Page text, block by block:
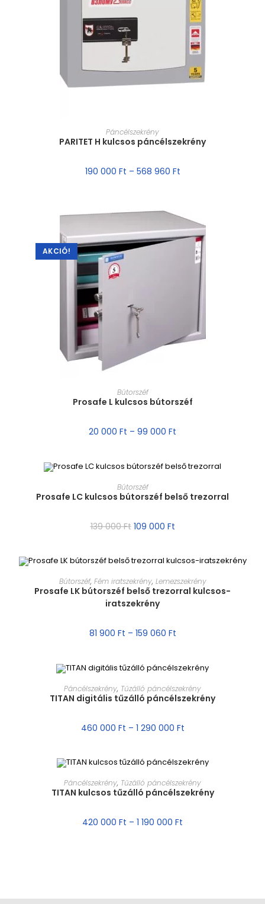
MÉRET VÁLASZTÁSA
Páncélszekrény
PARITET H kulcsos páncélszekrény
190 000 Ft – 568 960 Ft
AKCIÓ!
MÉRET VÁLASZTÁSA
Bútorszéf
Prosafe L kulcsos bútorszéf
20 000 Ft – 99 000 Ft
MÉRET VÁLASZTÁSA
Bútorszéf
Prosafe LC kulcsos bútorszéf belső trezorral
139 000Ft 109 000 Ft
MÉRET VÁLASZTÁSA
Bútorszéf, Fém iratszekrény, Lemezszekrény
Prosafe LK bútorszéf belső trezorral kulcsos-
iratszekrény
81 900 Ft – 159 060 Ft
MÉRET VÁLASZTÁSA
Páncélszekrény, Tűzálló páncélszekrény
TITAN digitális tűzálló páncélszekrény
460 000 Ft – 1 290 000 Ft
MÉRET VÁLASZTÁSA
Páncélszekrény, Tűzálló páncélszekrény
TITAN kulcsos tűzálló páncélszekrény
420 000 Ft – 1 190 000 Ft